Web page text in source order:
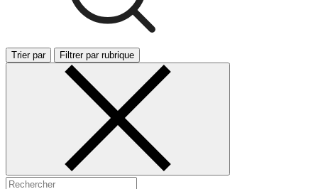
Trier par Filtrer par rubrique